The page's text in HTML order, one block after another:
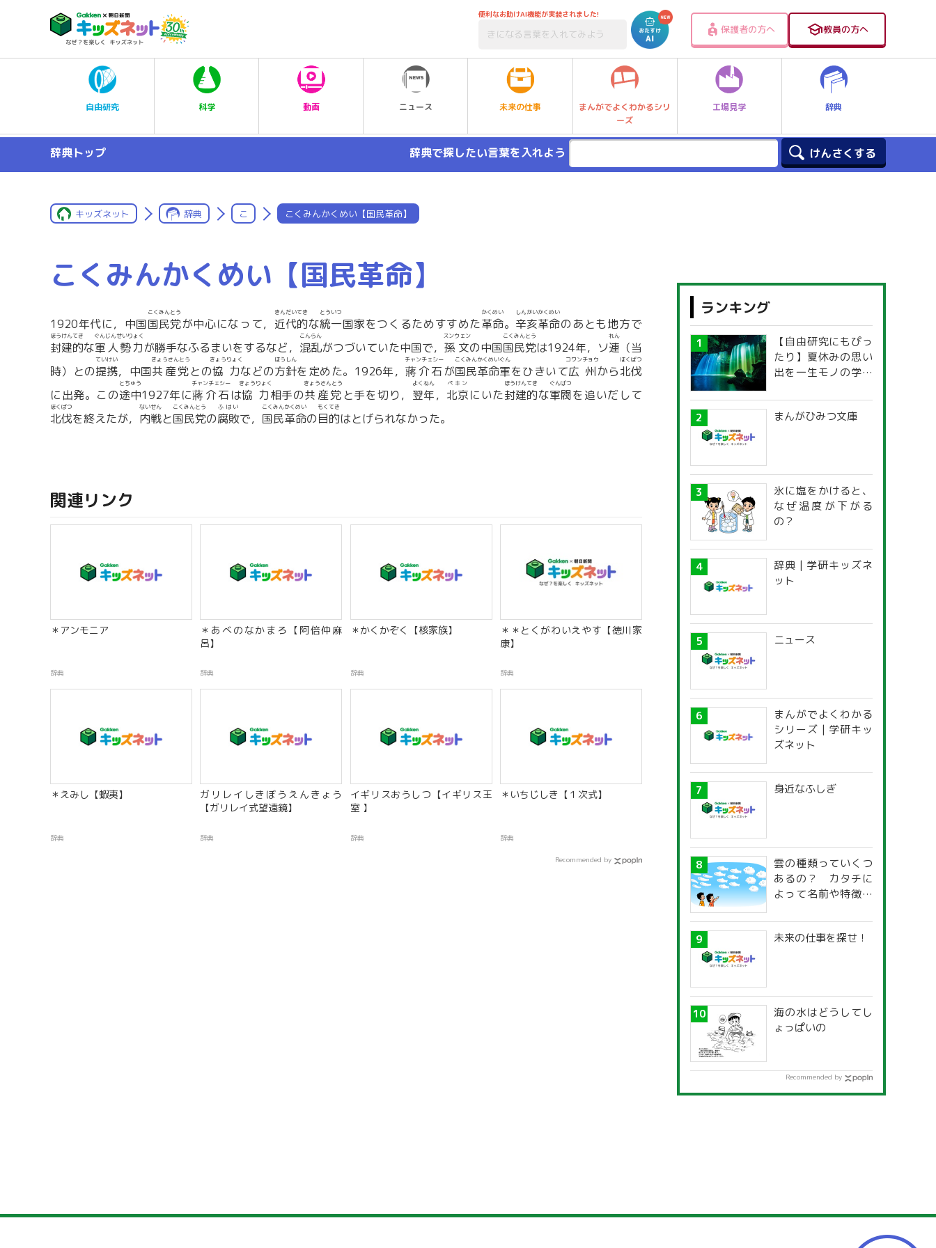
便利なお助けAI機能が実装されました!
保護者の方へ 教員の方へ
自由研究 科学 動画 ニュース 未来の仕事
まんがでよくわかるシリ
ーズ
工場見学 辞典
辞典トップ 辞典で探したい言葉を入れよう
キッズネット 辞典 こ こくみんかくめい【国民革命】
こくみんかくめい【国民革命】
1920年代に，中国国民党
こくみんとう
が中心になって， 近代的
きんだいてき
な統一
とういつ
国家をつくるためすすめた革命
かくめい
。 辛亥革命
しんがいかくめい
のあとも地方で
封建的
ほうけんてき
な軍人勢力
ぐんじんせいりょく
が勝手なふるまいをするなど， 混乱
こんらん
がつづいていた中国で， 孫文
スンウェン
の中国国民党
こくみんとう
は1924年，ソ連
れん
（当
時）との提携
ていけい
，中国共産党
きょうさんとう
との協力
きょうりょく
などの方針
ほうしん
を定めた。1926年， 蔣介石
チャンチェシー
が国民革命軍
こくみんかくめいぐん
をひきいて広州
コワンチョウ
から北伐
ほくばつ
に出発。この途中
とちゅう
1927年に蔣介石
チャンチェシー
は協力
きょうりょく
相手の共産党
きょうさんとう
と手を切り， 翌年
よくねん
， 北京
ペキン
にいた封建的
ほうけんてき
な軍閥
ぐんばつ
を追いだして
北伐
ほくばつ
を終えたが， 内戦
ないせん
と国民党
こくみんとう
の腐敗
ふはい
で， 国民革命
こくみんかくめい
の目的
もくてき
はとげられなかった。
関連リンク
＊アンモニア
辞典
＊あべのなかまろ【阿倍仲麻
呂】
辞典
＊かくかぞく【核家族】
辞典
＊＊とくがわいえやす【徳川家
康】
辞典
＊えみし【蝦夷】
辞典
ガリレイしきぼうえんきょう
【ガリレイ式望遠鏡】
辞典
イギリスおうしつ【イギリス王
室 】
辞典
＊いちじしき【１次式】
辞典
Recommended by
ランキング
【自由研究にもぴっ
たり】夏休みの思い
出を一生モノの学び
探究ガイド
まんがひみつ文庫
氷に塩をかけると、
なぜ温度が下がる
の？
辞典 | 学研キッズネ
ット
ニュース
まんがでよくわかる
シリーズ | 学研キッ
ズネット
身近なふしぎ
雲の種類っていくつ
あるの？ カタチに
よって名前や特徴が
未来の仕事を探せ！
海の水はどうしてし
ょっぱいの
Recommended by